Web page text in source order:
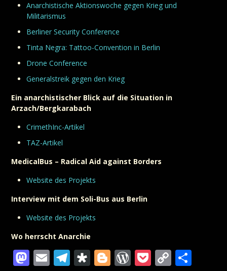
Anarchistische Aktionswoche gegen Krieg und
Militarismus
Berliner Security Conference
Tinta Negra: Tattoo-Convention in Berlin
Drone Conference
Generalstreik gegen den Krieg
Ein anarchistischer Blick auf die Situation in
Arzach/Bergkarabach
CrimethInc-Artikel
TAZ-Artikel
MedicalBus – Radical Aid against Borders
Website des Projekts
Interview mit dem Soli-Bus aus Berlin
Website des Projekts
Wo herrscht Anarchie
Mastodon
EmailTelegram
Diaspora
Blogger
WordPress
Pocket
Copy